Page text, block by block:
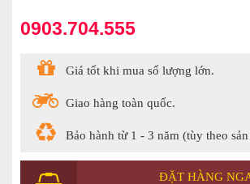
0903.704.555
Giá tốt khi mua số lượng lớn.
Giao hàng toàn quốc.
Bảo hành từ 1 - 3 năm (tùy theo
ĐẶT HÀNG